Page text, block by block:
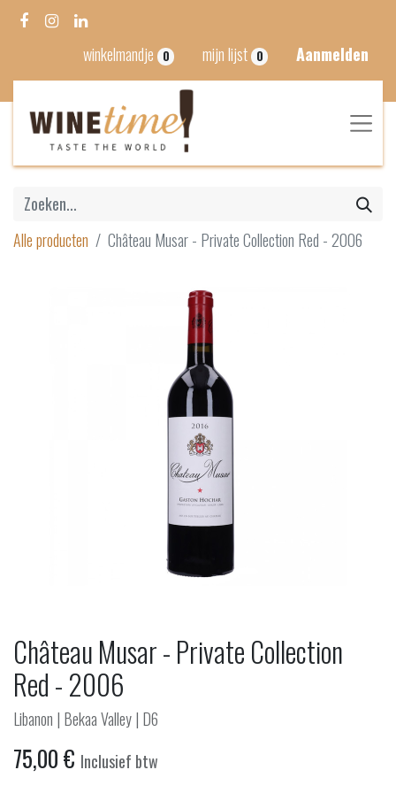
winkelmandje 0 mijn lijst 0 Aanmelden
Alle producten Château Musar - Private Collection Red - 2006
Château Musar - Private Collection
Red - 2006
Libanon | Bekaa Valley | D6
75,00€ Inclusief btw